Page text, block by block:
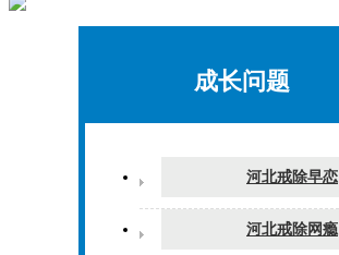
成长问题
河北戒除早恋
河北戒除网瘾